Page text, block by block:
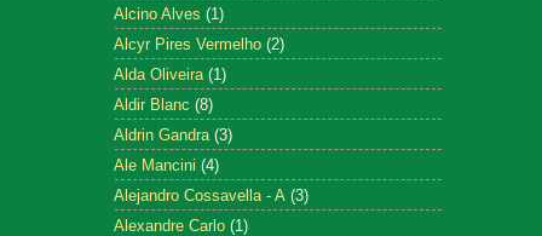
Alcino Alves (1)
Alcyr Pires Vermelho (2)
Alda Oliveira (1)
Aldir Blanc (8)
Aldrin Gandra (3)
Ale Mancini (4)
Alejandro Cossavella - A (3)
Alexandre Carlo (1)